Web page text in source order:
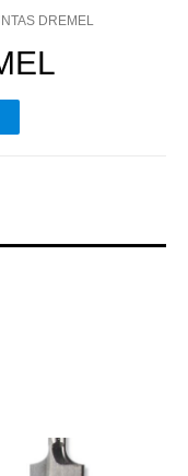
DREMEL